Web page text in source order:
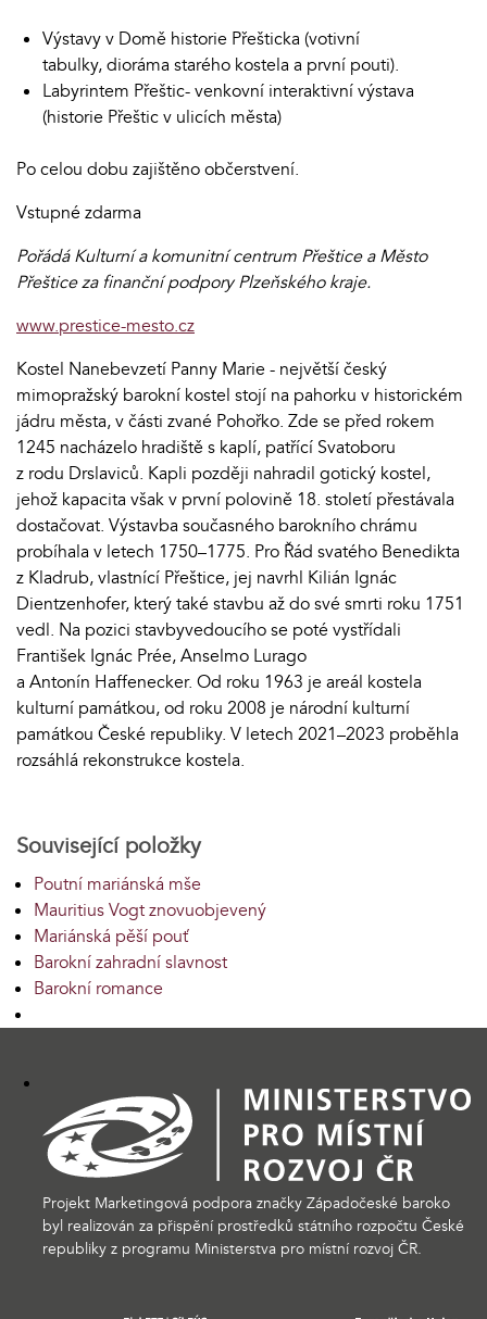
Výstavy v Domě historie Přešticka (votivní
tabulky, dioráma starého kostela a první pouti).
Labyrintem Přeštic- venkovní interaktivní výstava
(historie Přeštic v ulicích města)
Po celou dobu zajištěno občerstvení.
Vstupné zdarma
Pořádá Kulturní a komunitní centrum Přeštice a Město
Přeštice za finanční podpory Plzeňského kraje.
www.prestice-mesto.cz
Kostel Nanebevzetí Panny Marie - největší český
mimopražský barokní kostel stojí na pahorku v historickém
jádru města, v části zvané Pohořko. Zde se před rokem
1245 nacházelo hradiště s kaplí, patřící Svatoboru
z rodu Drslaviců. Kapli později nahradil gotický kostel,
jehož kapacita však v první polovině 18. století přestávala
dostačovat. Výstavba současného barokního chrámu
probíhala v letech 1750–1775. Pro Řád svatého Benedikta
z Kladrub, vlastnící Přeštice, jej navrhl Kilián Ignác
Dientzenhofer, který také stavbu až do své smrti roku 1751
vedl. Na pozici stavbyvedoucího se poté vystřídali
František Ignác Prée, Anselmo Lurago
a Antonín Haffenecker. Od roku 1963 je areál kostela
kulturní památkou, od roku 2008 je národní kulturní
památkou České republiky. V letech 2021–2023 proběhla
rozsáhlá rekonstrukce kostela.
Související položky
Poutní mariánská mše
Mauritius Vogt znovuobjevený
Mariánská pěší pouť
Barokní zahradní slavnost
Barokní romance
Projekt Marketingová podpora značky Západočeské baroko
byl realizován za přispění prostředků státního rozpočtu České
republiky z programu Ministerstva pro místní rozvoj ČR.